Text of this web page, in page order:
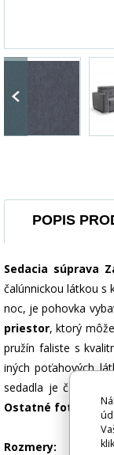
POPIS
Sedacia súprava
čalúnnickou látkou s
noc, je pohovka
priestor, ktorý
pružín faliste s
iných poťahových
sedadla je
Ostatné
Rozmery: